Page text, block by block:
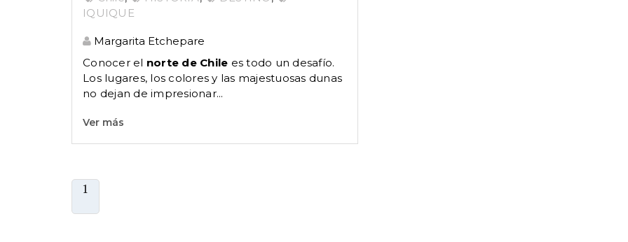
IQUIQUE
Margarita Etchepare
Conocer el norte de Chile es todo un desafío.
Los lugares, los colores y las majestuosas dunas
no dejan de impresionar...
Ver más
1